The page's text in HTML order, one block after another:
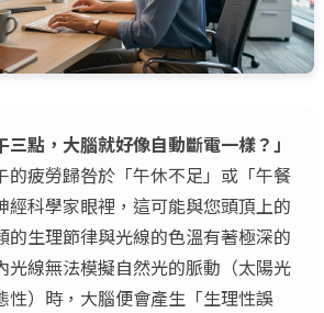
三點，大腦就好像自動斷電一樣？」
的疲勞歸咎於「午休不足」或「午餐
經科學家眼裡，這可能與您頭頂上的
的生理節律與光線的色溫有著極深的
光線無法模擬自然光的脈動（太陽光
性）時，大腦便會產生「生理性誤